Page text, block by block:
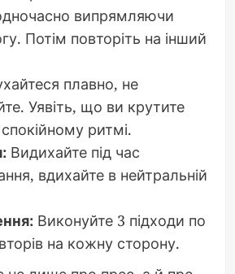
випрямляючи
Потім повторіть на інший
плавно, не
Уявіть, що ви крутите
ритмі.
Видихайте під час
вдихайте в нейтральній
Виконуйте 3 підходи по
на кожну сторону.